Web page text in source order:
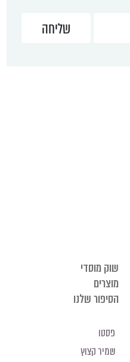
שוק מוסדי
מוצרים
הסיפור שלנו
פסטו
שמיר קצוץ